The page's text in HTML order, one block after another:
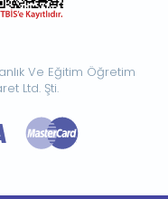
Ve Eğitim Öğretim
Ltd. Şti.